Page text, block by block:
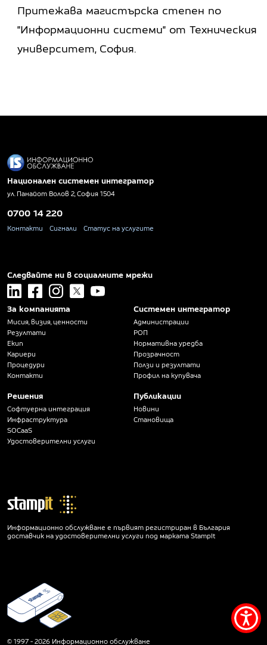
Притежава магистърска степен по
"Информационни системи" от Техническия
университет, София.
Национален системен интегратор
ул. Панайот Волов 2, София 1504
0700 14 220
Контакти Сигнали Статус на услугите
Следвайте ни в социалните мрежи
linkedin facebookinstagram
x youtube
За компанията
Мисия, визия, ценности
Резултати
Екип
Кариери
Процедури
Контакти
Решения
Софтуерна интеграция
Инфраструктура
SOCaaS
Удостоверителни услуги
Системен интегратор
Администрации
РОП
Нормативна уредба
Прозрачност
Ползи и резултати
Профил на купувача
Публикации
Новини
Становища
Информационно обслужване е първият регистриран в България
доставчик на удостоверителни услуги под марката StampIt
© 1997 - 2026 Информационно обслужване